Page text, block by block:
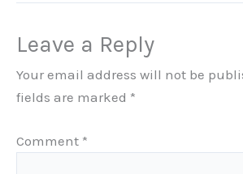
Leave a Reply
Your email address will not be
fields are marked *
Comment *